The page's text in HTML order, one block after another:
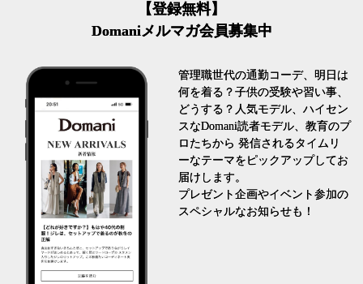
【登録無料】
Domaniメルマガ会員募集中
管理職世代の通勤コーデ、明日は
何を着る？子供の受験や習い事、
どうする？人気モデル、ハイセン
スなDomani読者モデル、教育のプ
ロたちから 発信されるタイムリ
ーなテーマをピックアップしてお
届けします。
プレゼント企画やイベント参加の
スペシャルなお知らせも！